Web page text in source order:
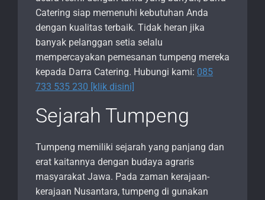
Catering siap memenuhi kebutuhan Anda
dengan kualitas terbaik. Tidak heran jika
banyak pelanggan setia selalu
mempercayakan pemesanan tumpeng mereka
kepada Darra Catering. Hubungi kami: 085
733 535 230 [klik disini]
Sejarah Tumpeng
Tumpeng memiliki sejarah yang panjang dan
erat kaitannya dengan budaya agraris
masyarakat Jawa. Pada zaman kerajaan-
kerajaan Nusantara, tumpeng di gunakan